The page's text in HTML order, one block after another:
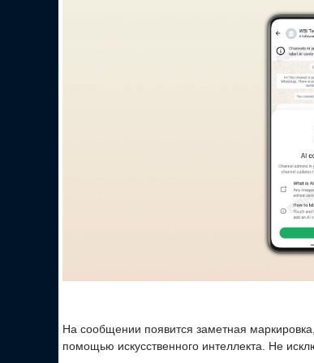
На сообщении появится заметная
помощью искусственного интеллекта. Не